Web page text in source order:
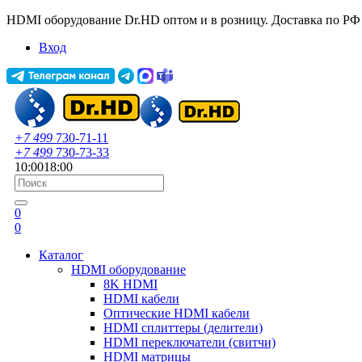
HDMI оборудование Dr.HD оптом и в розницу. Доставка по
Вход
+7 499 730-71-11
+7 499 730-73-33
10:0018:00
0
0
Каталог
HDMI оборудование
8K HDMI
HDMI кабели
Оптические HDMI кабели
HDMI сплиттеры (делители)
HDMI переключатели (свитчи)
HDMI матрицы